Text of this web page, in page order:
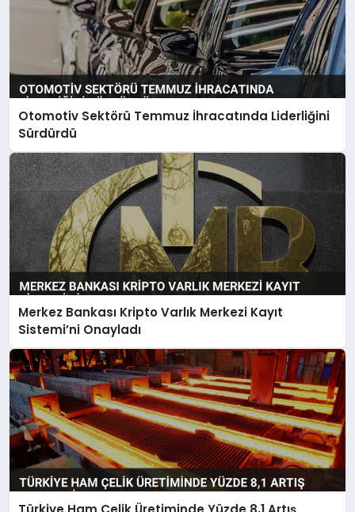
Otomotiv Sektörü Temmuz İhracatında Liderliğini
Sürdürdü
Merkez Bankası Kripto Varlık Merkezi Kayıt
Sistemi’ni Onayladı